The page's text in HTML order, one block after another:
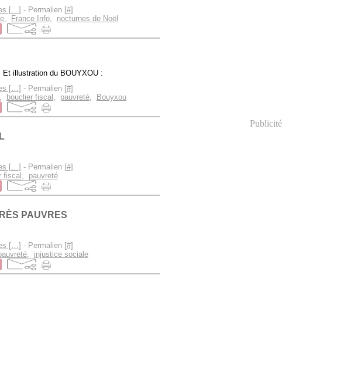
[…] - Permalien [#]
, France Info, nocturnes de Noël
Et illustration du BOUYXOU :
[…] - Permalien [#]
, bouclier fiscal , pauvreté, Bouyxou
[…] - Permalien [#]
fiscal , pauvreté
PAUVRES
[…] - Permalien [#]
, injustice sociale
Publicité